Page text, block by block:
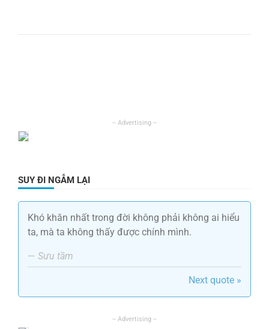
SUY ĐI NGẪM LẠI
Khó khăn nhất trong đời không phải không ai hiểu
ta, mà ta không thấy được chính mình.
— Sưu tầm
Next quote »